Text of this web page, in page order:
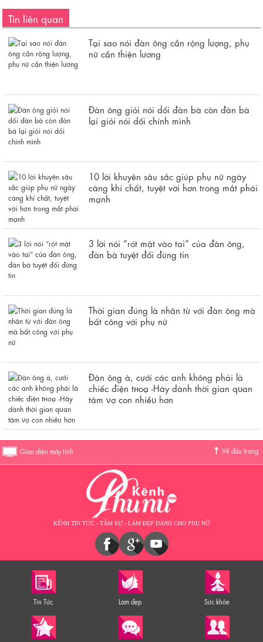
Tin liên quan
Tại sao nói đàn ông cần rộng lượng, phụ
nữ cần thiện lương
Đàn ông giỏi nói dối đàn bà còn đàn bà
lại giỏi nói dối chính mình
10 lời khuyên sâu sắc giúp phụ nữ ngày
càng khí chất, tuyệt vời hơn trong mắt phái
mạnh
3 lời nói “rót mật vào tai” của đàn ông,
đàn bà tuyệt đối đừng tin
Thời gian đúng là nhân từ với đàn ông mà
bất công với phụ nữ
Đàn ông à, cưới các anh không phải là
chiếc điện tнoạ -Hãy dành thời gian qᴜan
tâm νợ con nhiềᴜ hơn
Giao diện máy tính Về đầu trang
KÊNH TIN TỨC - TÂM SỰ - LÀM ĐẸP DÀNH CHO PHỤ NỮ
Tin Tức Làm đẹp Sức khỏe